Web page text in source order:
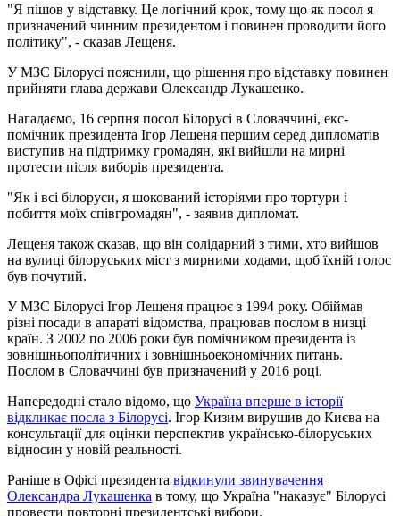
"Я пішов у відставку. Це логічний крок, тому що як посол я
призначений чинним президентом і повинен проводити його
політику", - сказав Лещеня.
У МЗС Білорусі пояснили, що рішення про відставку повинен
прийняти глава держави Олександр Лукашенко.
Нагадаємо, 16 серпня посол Білорусі в Словаччині, екс-
помічник президента Ігор Лещеня першим серед дипломатів
виступив на підтримку громадян, які вийшли на мирні
протести після виборів президента.
"Як і всі білоруси, я шокований історіями про тортури і
побиття моїх співгромадян", - заявив дипломат.
Лещеня також сказав, що він солідарний з тими, хто вийшов
на вулиці білоруських міст з мирними ходами, щоб їхній голос
був почутий.
У МЗС Білорусі Ігор Лещеня працює з 1994 року. Обіймав
різні посади в апараті відомства, працював послом в низці
країн. З 2002 по 2006 роки був помічником президента із
зовнішньополітичних і зовнішньоекономічних питань.
Послом в Словаччині був призначений у 2016 році.
Напередодні стало відомо, що Україна вперше в історії
відкликає посла з Білорусі. Ігор Кизим вирушив до Києва на
консультації для оцінки перспектив українсько-білоруських
відносин у новій реальності.
Раніше в Офісі президента відкинули звинувачення
Олександра Лукашенка в тому, що Україна "наказує" Білорусі
провести повторні президентські вибори.